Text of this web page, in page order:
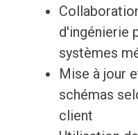
d'ingénierie
systèmes
Mise à jour
schémas
client